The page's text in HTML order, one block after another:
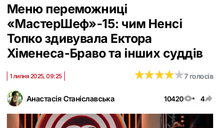
Меню переможниці
«МастерШеф»-15: чим Ненсі
Топко здивувала Ектора
Хіменеса-Браво та інших суддів
Анастасія Станіславська 10420 4
1 липня 2025, 09:25 ★★★★★
★★★★★7 голосів